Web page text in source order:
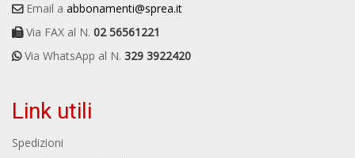
Email a abbonamenti@sprea.it
Via FAX al N. 02 56561221
Via WhatsApp al N. 329 3922420
Link utili
Spedizioni